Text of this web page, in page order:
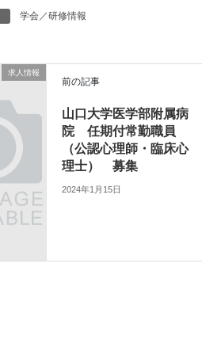
学会／研修情報
求人情報
前の記事
山口大学医学部附属病
院 任期付常勤職員
（公認心理師・臨床心
理士） 募集
2024年1月15日